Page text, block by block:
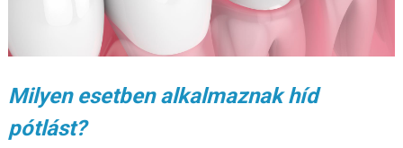
Milyen esetben alkalmaznak híd
pótlást?